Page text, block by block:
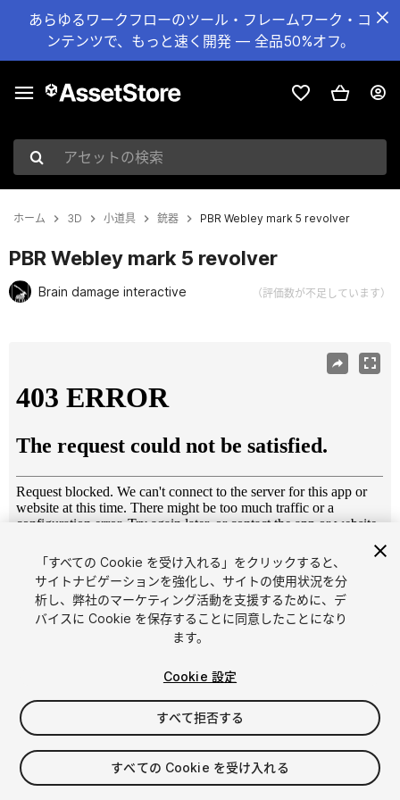
あらゆるワークフローのツール・フレームワーク・コ
ンテンツで、もっと速く開発 — 全品50%オフ。
アセットの検索
ホーム 3D 小道具 銃器 PBR Webley mark 5 revolver
PBR Webley mark 5 revolver
Brain damage interactive （評価数が不足しています）
1 /9
$7
消費税は決済時に計算されます
「すべての Cookie を受け入れる」をクリックすると、
サイトナビゲーションを強化し、サイトの使用状況を分
析し、弊社のマーケティング活動を支援するために、デ
バイスに Cookie を保存することに同意したことになり
ます。
Cookie 設定
すべて拒否する
すべての Cookie を受け入れる